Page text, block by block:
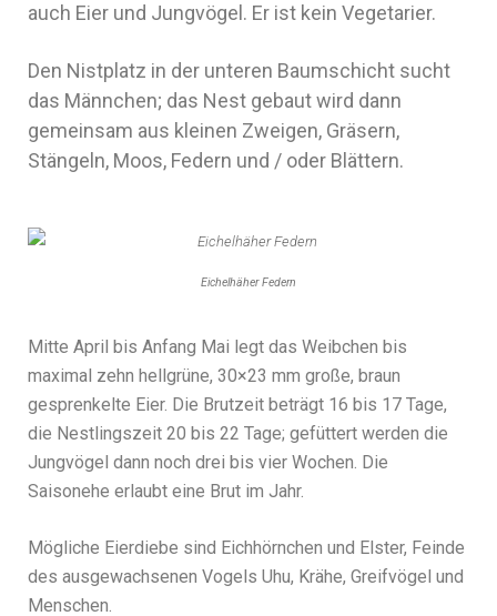
auch Eier und Jungvögel. Er ist kein Vegetarier.
Den Nistplatz in der unteren Baumschicht sucht
das Männchen; das Nest gebaut wird dann
gemeinsam aus kleinen Zweigen, Gräsern,
Stängeln, Moos, Federn und / oder Blättern.
Eichelhäher Federn
Mitte April bis Anfang Mai legt das Weibchen bis
maximal zehn hellgrüne, 30×23 mm große, braun
gesprenkelte Eier. Die Brutzeit beträgt 16 bis 17 Tage,
die Nestlingszeit 20 bis 22 Tage; gefüttert werden die
Jungvögel dann noch drei bis vier Wochen. Die
Saisonehe erlaubt eine Brut im Jahr.
Mögliche Eierdiebe sind Eichhörnchen und Elster, Feinde
des ausgewachsenen Vogels Uhu, Krähe, Greifvögel und
Menschen.